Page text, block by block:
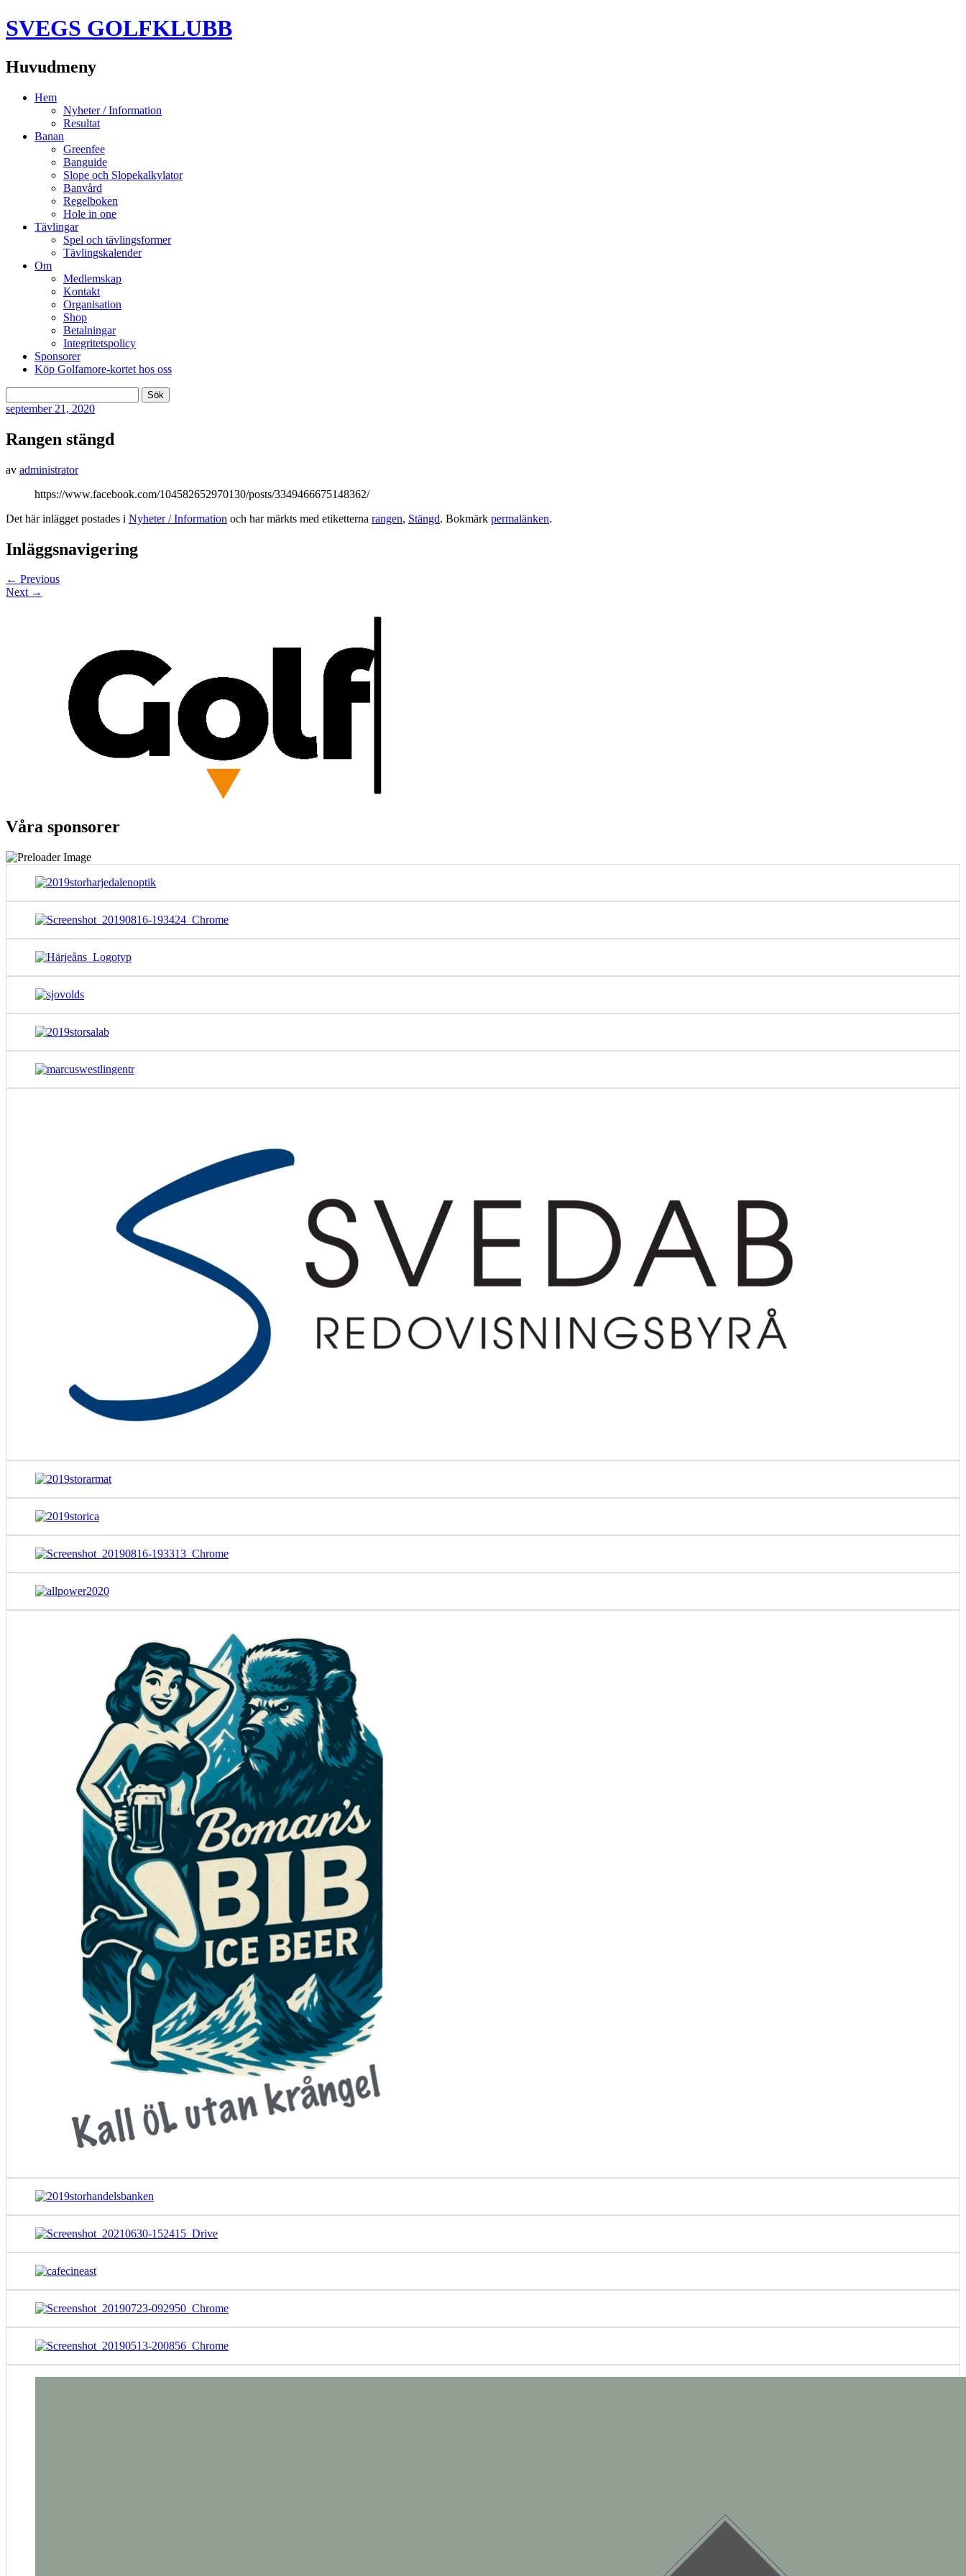
SVEGS GOLFKLUBB
Huvudmeny
HoppaHem
Nyheter / Information
Resultat
Banan
Greenfee
Banguide
Slope och Slopekalkylator
Banvård
Regelboken
Hole in one
Tävlingar
Spel och tävlingsformer
Tävlingskalender
Om
Medlemskap
Kontakt
Organisation
Shop
Betalningar
Integritetspolicy
Sponsorer
Köp Golfamore-kortet hos oss
efter:
september21, 2020
Rangen stängd
av administrator
https://www.facebook.com/104582652970130/posts/3349466675148362/
Det här inlägget postades i Nyheter / Information och har märkts med etiketterna rangen, Stängd. Bokmärk permalänken.
Inläggsnavigering
← Previous
Next →
Våra sponsorer